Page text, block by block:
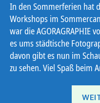
In den Sommerferien hat
Workshops im
war die AGORAGRAPHIE
es ums städtische
davon gibt es nun im
zu sehen. Viel Spaß beim